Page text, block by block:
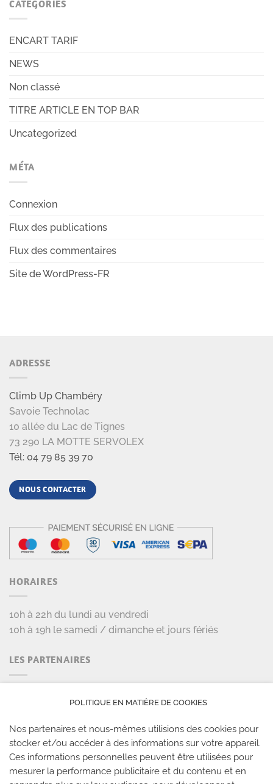
CATÉGORIES
ENCART TARIF
NEWS
Non classé
TITRE ARTICLE EN TOP BAR
Uncategorized
MÉTA
Connexion
Flux des publications
Flux des commentaires
Site de WordPress-FR
ADRESSE
Climb Up Chambéry
Savoie Technolac
10 allée du Lac de Tignes
73 290 LA MOTTE SERVOLEX
Tél: 04 79 85 39 70
NOUS CONTACTER
HORAIRES
10h à 22h du lundi au vendredi
10h à 19h le samedi / dimanche et jours fériés
LES PARTENAIRES
LES SALLES CLIMB UP
POLITIQUE EN MATIÈRE DE COOKIES
Nos partenaires et nous-mêmes utilisions des cookies pour
stocker et/ou accéder à des informations sur votre appareil.
Ces informations personnelles peuvent être utilisées pour
mesurer la performance publicitaire et du contenu et en